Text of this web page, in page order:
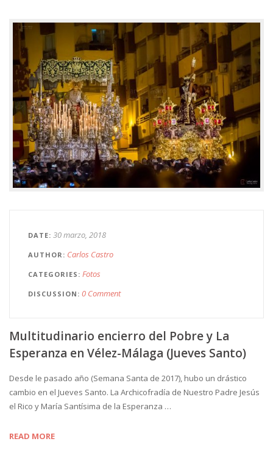
DATE 30 marzo, 2018
AUTHOR Carlos Castro
CATEGORIES Fotos
DISCUSSION 0 Comment
Multitudinario encierro del Pobre y La
Esperanza en Vélez-Málaga (Jueves Santo)
Desde le pasado año (Semana Santa de 2017), hubo un drástico
cambio en el Jueves Santo. La Archicofradía de Nuestro Padre Jesús
el Rico y María Santísima de la Esperanza …
READ MORE